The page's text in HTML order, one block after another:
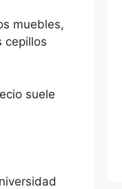
muebles,
cepillos
suele